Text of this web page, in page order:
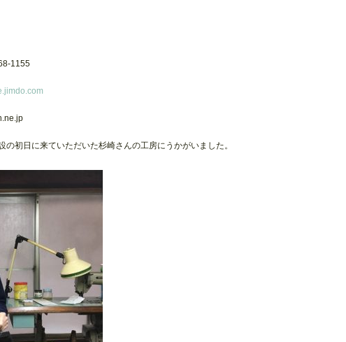
1155
の初日に来ていただいた杉崎さんの工房にうかがいました。